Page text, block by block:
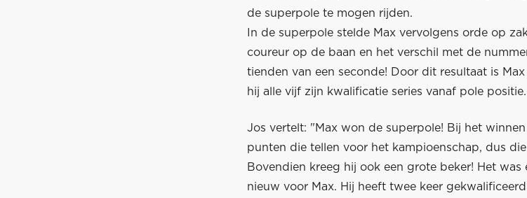
de superpole te mogen rijden.
In de superpole stelde Max vervolgens orde op
coureur op de baan en het verschil met de
tienden van een seconde! Door dit resultaat is
hij alle vijf zijn kwalificatie series vanaf pole positie.
Jos vertelt: "Max won de superpole! Bij het
punten die tellen voor het kampioenschap, dus
Bovendien kreeg hij ook een grote beker! Het
nieuw voor Max. Hij heeft twee keer